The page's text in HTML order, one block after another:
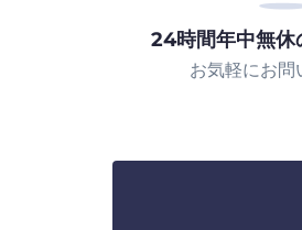
24時間年中無休
お気軽にお問